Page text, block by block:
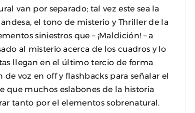
van por separado; tal vez este sea la
el tono de misterio y Thriller de la
siniestros que – ¡Maldición! – a
al misterio acerca de los cuadros y lo
llegan en el último tercio de forma
voz en off y flashbacks para señalar el
que muchos eslabones de la historia
tanto por el elementos sobrenatural.